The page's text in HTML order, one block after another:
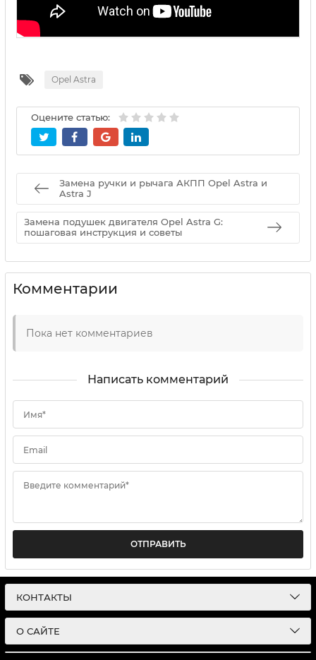
Opel Astra
Оцените статью:
Замена ручки и рычага АКПП Opel Astra и
Astra J
Замена подушек двигателя Opel Astra G:
пошаговая инструкция и советы
Комментарии
Пока нет комментариев
Написать комментарий
Имя*
Email
Введите комментарий*
ОТПРАВИТЬ
КОНТАКТЫ
О САЙТЕ